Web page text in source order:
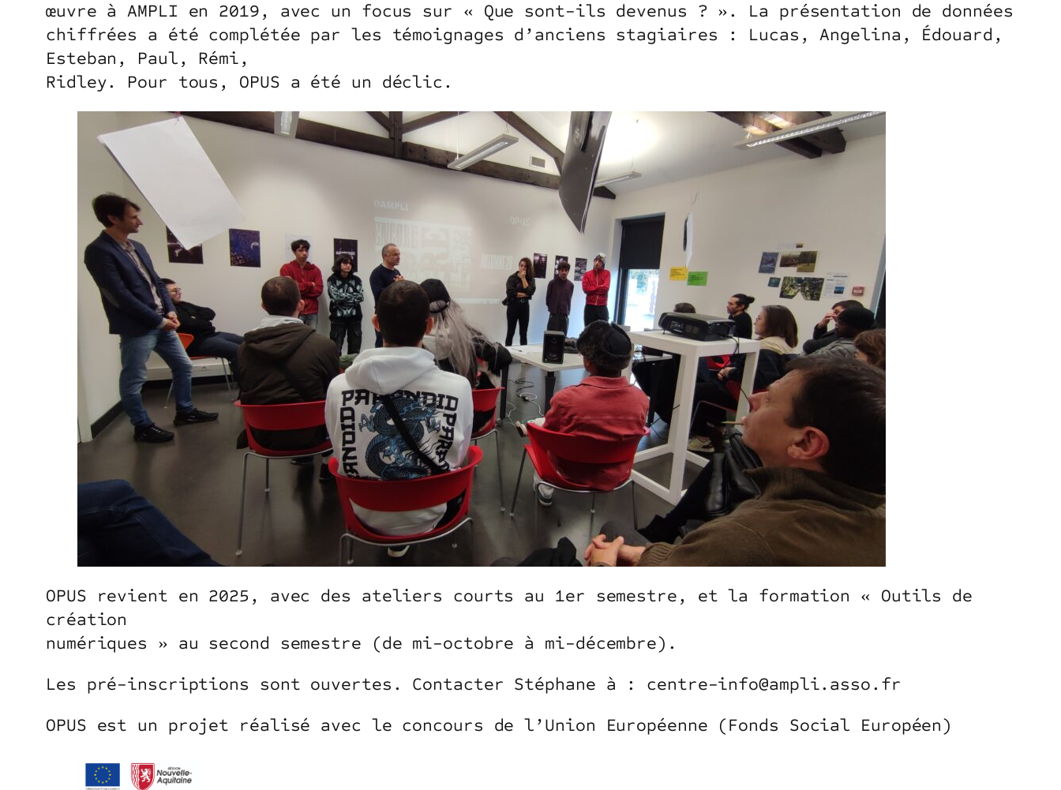
œuvre à AMPLI en 2019, avec un focus sur « Que sont-ils devenus ? ». La présentation de données
chiffrées a été complétée par les témoignages d’anciens stagiaires : Lucas, Angelina, Édouard,
Esteban, Paul, Rémi,
Ridley. Pour tous, OPUS a été un déclic.
OPUS revient en 2025, avec des ateliers courts au 1er semestre, et la formation « Outils de
création
numériques » au second semestre (de mi-octobre à mi-décembre).
Les pré-inscriptions sont ouvertes. Contacter Stéphane à : centre-info@ampli.asso.fr
OPUS est un projet réalisé avec le concours de l’Union Européenne (Fonds Social Européen)